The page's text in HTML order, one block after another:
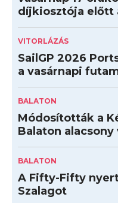
díjkiosztója előtt
VITORLÁZÁS
SailGP 2026
a vasárnapi
BALATON
Módosították a
Balaton
BALATON
A Fifty-Fifty
Szalagot